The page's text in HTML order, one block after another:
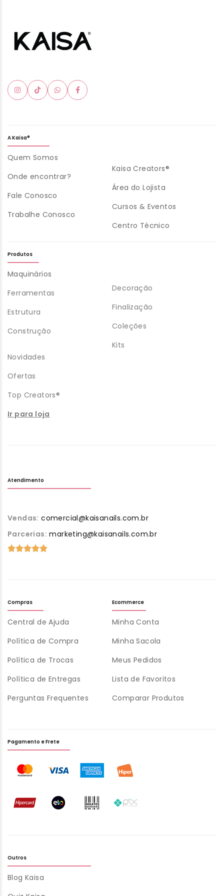
A Kaisa®
Quem Somos
Onde encontrar?
Fale Conosco
Trabalhe Conosco
Kaisa Creators®
Área do Lojista
Cursos & Eventos
Centro Técnico
Produtos
Maquinários
Ferramentas
Estrutura
Construção
Decoração
Finalização
Coleções
Kits
Novidades
Ofertas
Top Creators®
Ir para loja
Atendimento
Vendas: comercial@kaisanails.com.br
Parcerias: marketing@kaisanails.com.br
Compras
Central de Ajuda
Política de Compra
Política de Trocas
Política de Entregas
Perguntas Frequentes
Ecommerce
Minha Conta
Minha Sacola
Meus Pedidos
Lista de Favoritos
Comparar Produtos
Outros
Blog Kaisa
Pagamento e Frete